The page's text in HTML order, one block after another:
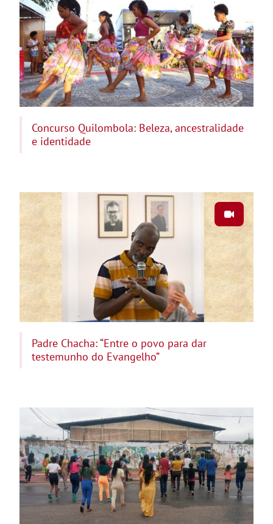
Concurso Quilombola: Beleza, ancestralidade
e identidade
Padre Chacha: “Entre o povo para dar
testemunho do Evangelho”